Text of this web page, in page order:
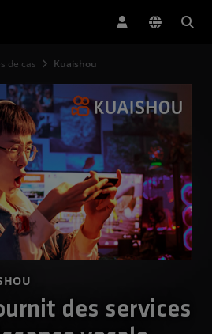
de cas Kuaishou
des services